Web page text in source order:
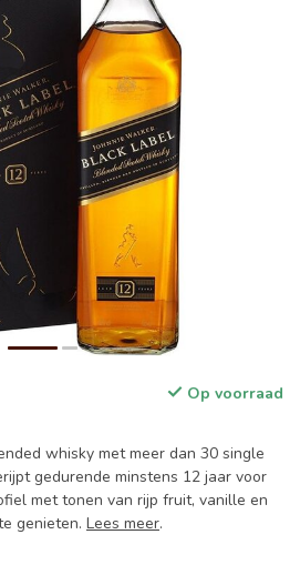
Op voorraad
whisky met meer dan 30 single
gedurende minstens 12 jaar voor
met tonen van rijp fruit, vanille en
genieten. Lees meer.